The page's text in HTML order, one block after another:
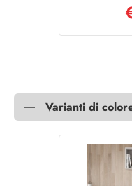
Varianti di